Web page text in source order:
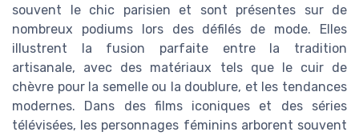
souvent le chic parisien et sont présentes sur de
nombreux podiums lors des défilés de mode. Elles
illustrent la fusion parfaite entre la tradition
artisanale, avec des matériaux tels que le cuir de
chèvre pour la semelle ou la doublure, et les tendances
modernes. Dans des films iconiques et des séries
télévisées, les personnages féminins arborent souvent